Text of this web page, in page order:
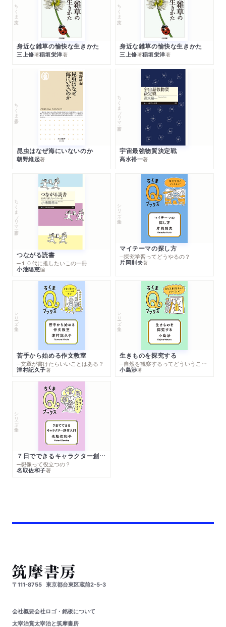
ちくま文庫
身近な雑草の愉快な生きかた
三上修著稲垣栄洋著
ちくま文庫
身近な雑草の愉快な生きかた
三上修著稲垣栄洋著
ちくま新書
昆虫はなぜ海にいないのか
朝野維起著
ちくまプリマー新書
宇宙最強物質決定戦
高水裕一著
ちくまプリマー新書
つながる読書
─１０代に推したいこの一冊
小池陽慈編
シリーズ・全集
マイテーマの探し方
─探究学習ってどうやるの？
片岡則夫著
シリーズ・全集
苦手から始める作文教室
─文章が書けたらいいことはある？
津村記久子著
シリーズ・全集
生きものを探究する
─自然を観察するってどういうこと？
小島渉著
シリーズ・全集
７日でできるキャラクター創作入門
─想像って役立つの？
名取佐和子著
〒111-8755 東京都台東区蔵前2-5-3
会社概要会社ロゴ・銘板について
太宰治賞太宰治と筑摩書房